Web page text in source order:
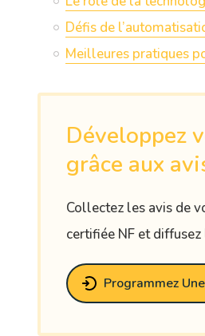
Défis de
Meilleures pratiques
Développez
grâce aux
Collectez les avis de
certifiée NF et
Programmez